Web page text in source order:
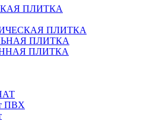
ПЛИТКА
ПЛИТКА
ПЛИТКА
ПЛИТКА
ПВХ